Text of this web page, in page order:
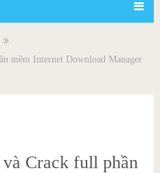
mềm Internet Download Manager
Crack full phần